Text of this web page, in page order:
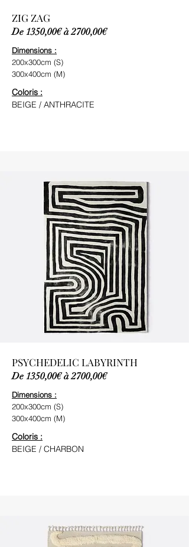
ZIG ZAG
De 1350,00€ à 2700,00€
Dimensions :
200x300cm (S)
300x400cm (M)
Coloris :
BEIGE / ANTHRACITE
PSYCHEDELIC LABYRINTH
De 1350,00€ à 2700,00€
Dimensions :
200x300cm (S)
300x400cm (M)
Coloris :
BEIGE / CHARBON